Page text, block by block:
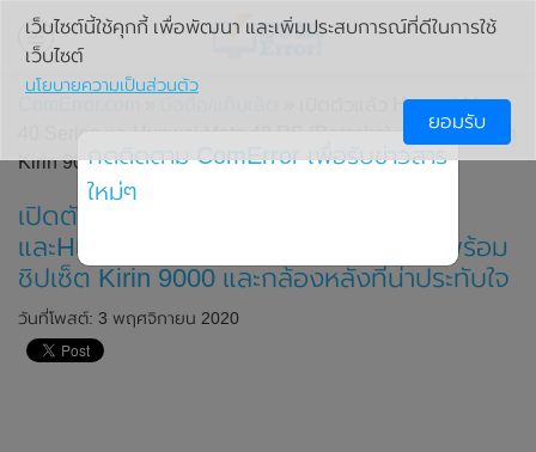
» เปิดตัวแล้ว Huawei Mate
40 Series และHuawei Mate 40 RS (Porsche) มาพร้อมชิปเซ็ต
Kirin 9000 และกล้องหลังที่น่าประทับใจ
เปิดตัวแล้ว Huawei Mate 40 Series
และHuawei Mate 40 RS (Porsche) มาพร้อม
ชิปเซ็ต Kirin 9000 และกล้องหลังที่น่าประทับใจ
วันที่โพสต์: 3 พฤศจิกายน 2020
เว็บไซต์นี้ใช้คุกกี้ เพื่อพัฒนา และเพิ่มประสบการณ์ที่ดีในการใช้
เว็บไซต์
นโยบายความเป็นส่วนตัว
ยอมรับ
กดติดตาม ComError เพื่อรับข่าวสาร
ใหม่ๆ